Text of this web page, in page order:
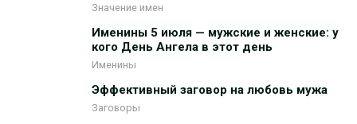
Значение имен
Именины 5 июля — мужские и женские: у
кого День Ангела в этот день
Именины
Эффективный заговор на любовь мужа
Заговоры